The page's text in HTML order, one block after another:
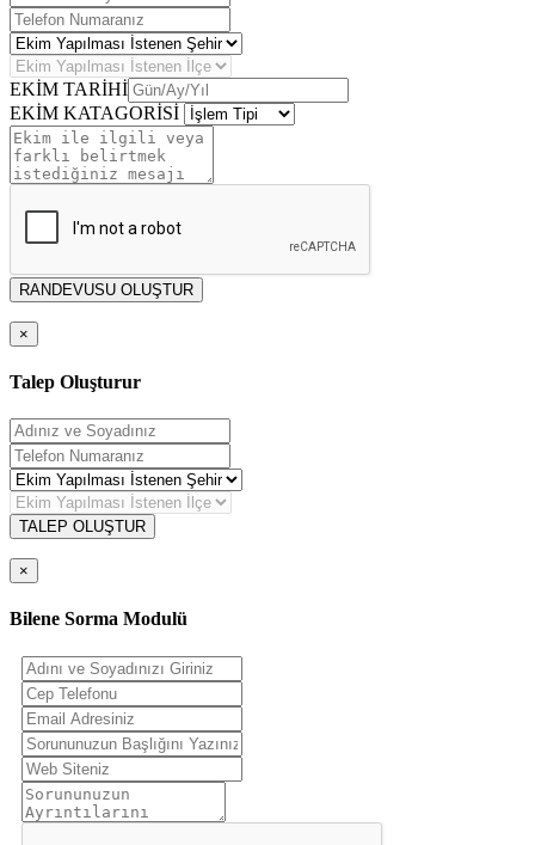
EKİM TARİHİ
EKİM KATAGORİSİ
RANDEVUSU OLUŞTUR
×
Talep Oluşturur
TALEP OLUŞTUR
×
Bilene Sorma Modulü